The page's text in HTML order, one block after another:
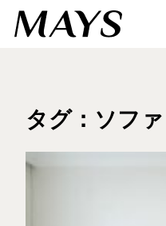
タグ：ソファ